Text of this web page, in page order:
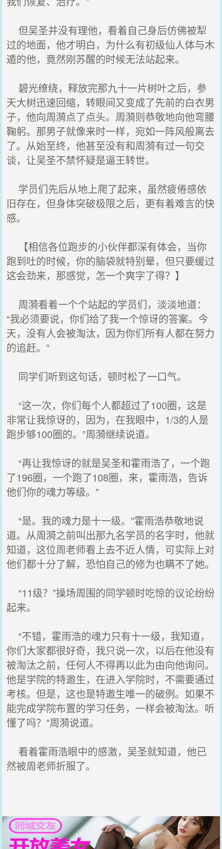
但吴圣并没有理他，看着自己身后仿佛被犁
过的地面，他才明白，为什么有初级仙人体与木
遁的他，竟然刚苏醒的时候无法站起来。
碧光缭绕，释放完那九十一片树叶之后，参
天大树迅速回缩，转眼间又变成了先前的白衣男
子，他向周漪点了点头。周漪则恭敬地向他弯腰
鞠躬。那男子就像来时一样，宛如一阵风般离去
了。从始至终，他甚至没有和周漪有过一句交
谈，让吴圣不禁怀疑是逼王转世。
学员们先后从地上爬了起来，虽然疲倦感依
旧存在，但身体突破极限之后，更有着难言的快
感。
【相信各位跑步的小伙伴都深有体会，当你
跑到吐的时候，你的脑袋就特别晕，但只要缓过
这会劲来，那感觉，怎一个爽字了得？】
周漪看着一个个站起的学员们，淡淡地道：
“我必须要说，你们给了我一个惊讶的答案。今
天，没有人会被淘汰，因为你们所有人都在努力
的追赶。”
同学们听到这句话，顿时松了一口气。
“这一次，你们每个人都超过了100圈，这是
非常让我惊讶的，因为，在我眼中，1/3的人是
跑步够100圈的。”周漪继续说道。
“再让我惊讶的就是吴圣和霍雨浩了，一个跑
了196圈，一个跑了108圈，来，霍雨浩，告诉
他们你的魂力等级。”
“是。我的魂力是十一级。”霍雨浩恭敬地说
道。从周漪之前叫出那九名学员的名字时，他就
知道，这位周老师看上去不近人情，可实际上对
他们都十分了解，恐怕自己的修为也瞒不了她。
“11级？”操场周围的同学顿时吃惊的议论纷纷
起来。
“不错，霍雨浩的魂力只有十一级，我知道，
你们大家都很好奇，我只说一次，以后在他没有
被淘汰之前，任何人不得再以此为由向他询问。
他是学院的特邀生，在进入学院时，不需要通过
考核。但是，这也是特邀生唯一的破例。如果不
能完成学院布置的学习任务，一样会被淘汰。听
懂了吗？”周漪说道。
看着霍雨浩眼中的感激，吴圣就知道，他已
然被周老师折服了。